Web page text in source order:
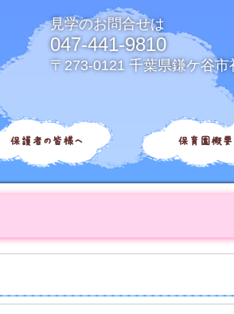
見学のお問合せは
047-441-9810
〒273-0121 千葉県鎌ケ谷市
保護者の皆様へ 保育園概要